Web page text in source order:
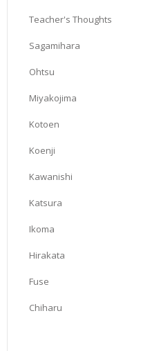
Teacher's Thoughts
Sagamihara
Ohtsu
Miyakojima
Kotoen
Koenji
Kawanishi
Katsura
Ikoma
Hirakata
Fuse
Chiharu